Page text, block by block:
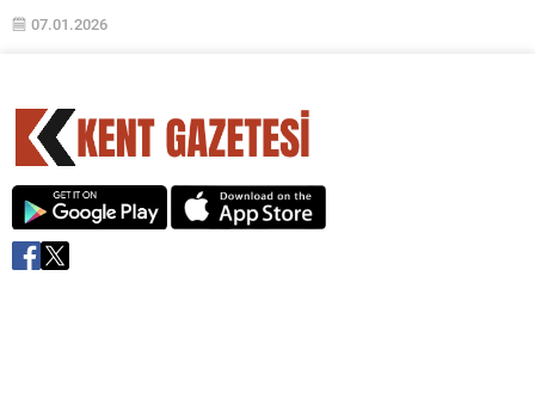
tarihleri arasında Konak Kültürevi’nde gerçekleştirilecek etkinlikte,
07.01.2026